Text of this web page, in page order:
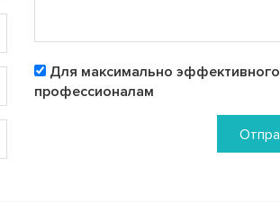
Для максимально
профессионалам